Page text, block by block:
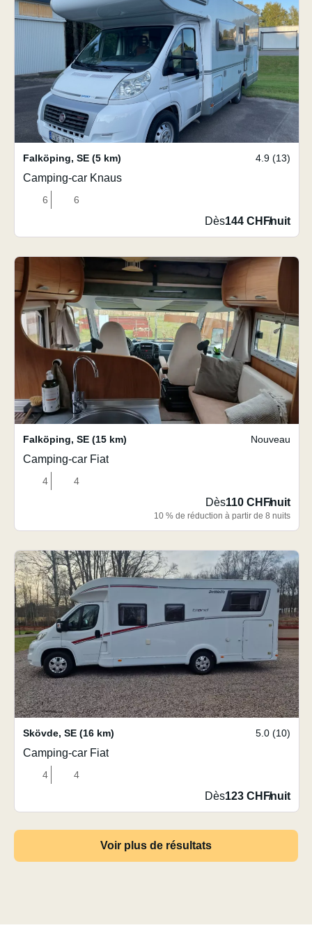
Falköping, SE (5 km) 4.9 (13)
Camping-car Knaus
6 6
Dès144 CHF/nuit
Falköping, SE (15 km) Nouveau
Camping-car Fiat
4 4
Dès110 CHF/nuit
10 % de réduction à partir de 8 nuits
Skövde, SE (16 km) 5.0 (10)
Camping-car Fiat
4 4
Dès123 CHF/nuit
Voir plus de résultats